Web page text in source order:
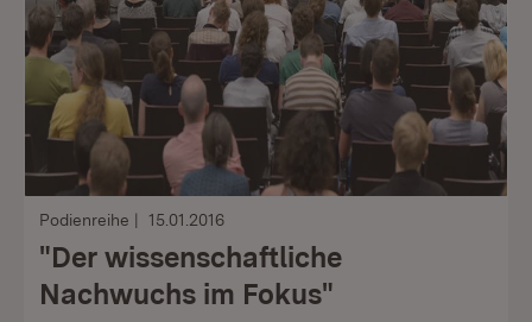
Podienreihe 15.01.2016
"Der wissenschaftliche
Nachwuchs im Fokus"